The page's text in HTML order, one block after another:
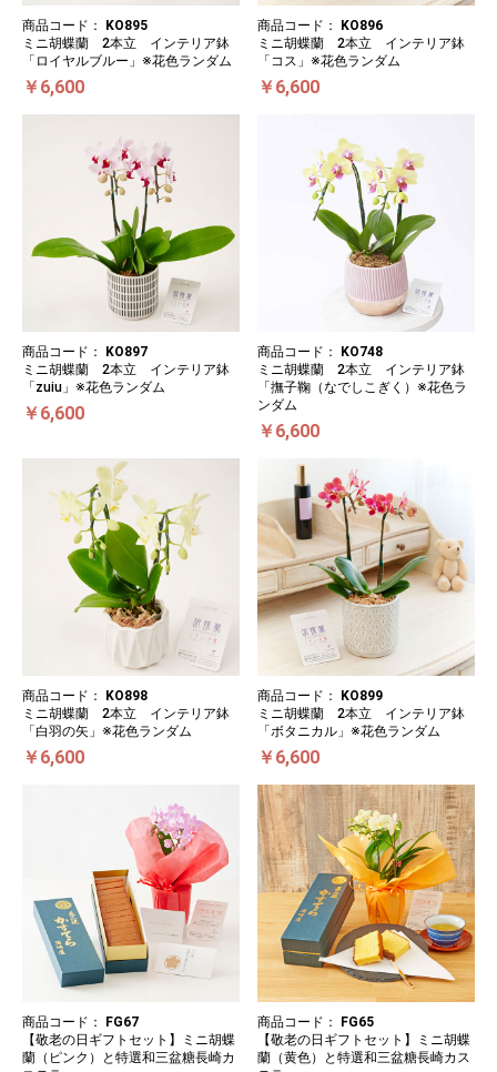
商品コード：
KO895
ミニ胡蝶蘭 2本立 インテリア鉢
「ロイヤルブルー」※花色ランダム
￥6,600
商品コード：
KO896
ミニ胡蝶蘭 2本立 インテリア鉢
「コス」※花色ランダム
￥6,600
商品コード：
KO897
ミニ胡蝶蘭 2本立 インテリア鉢
「zuiu」※花色ランダム
￥6,600
商品コード：
KO748
ミニ胡蝶蘭 2本立 インテリア鉢
「撫子鞠（なでしこぎく）※花色ラ
ンダム
￥6,600
商品コード：
KO898
ミニ胡蝶蘭 2本立 インテリア鉢
「白羽の矢」※花色ランダム
￥6,600
商品コード：
KO899
ミニ胡蝶蘭 2本立 インテリア鉢
「ボタニカル」※花色ランダム
￥6,600
商品コード：
FG67
【敬老の日ギフトセット】ミニ胡蝶
蘭（ピンク）と特選和三盆糖長崎カ
商品コード：
FG65
【敬老の日ギフトセット】ミニ胡蝶
蘭（黄色）と特選和三盆糖長崎カス